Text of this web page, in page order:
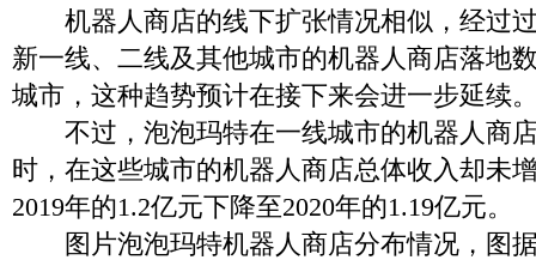
机器人商店的线下扩张情况相似，经过
新一线、二线及其他城市的机器人商店落地
城市，这种趋势预计在接下来会进一步延续
不过，泡泡玛特在一线城市的机器人商
时，在这些城市的机器人商店总体收入却未
2019年的1.2亿元下降至2020年的1.19亿元。
图片泡泡玛特机器人商店分布情况，图